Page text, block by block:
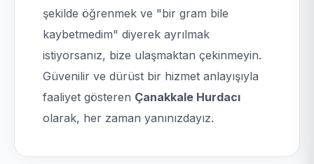
şekilde öğrenmek ve "bir gram bile
kaybetmedim" diyerek ayrılmak
istiyorsanız, bize ulaşmaktan çekinmeyin.
Güvenilir ve dürüst bir hizmet anlayışıyla
faaliyet gösteren Çanakkale Hurdacı
olarak, her zaman yanınızdayız.